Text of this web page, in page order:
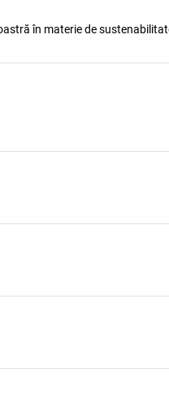
în materie de